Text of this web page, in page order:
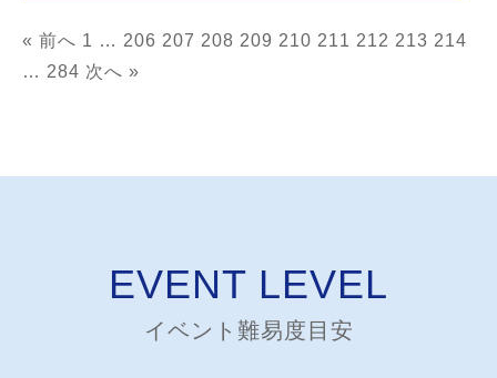
« 前へ 1 … 206 207 208 209 210 211 212 213 214
… 284 次へ »
EVENT LEVEL
イベント難易度目安